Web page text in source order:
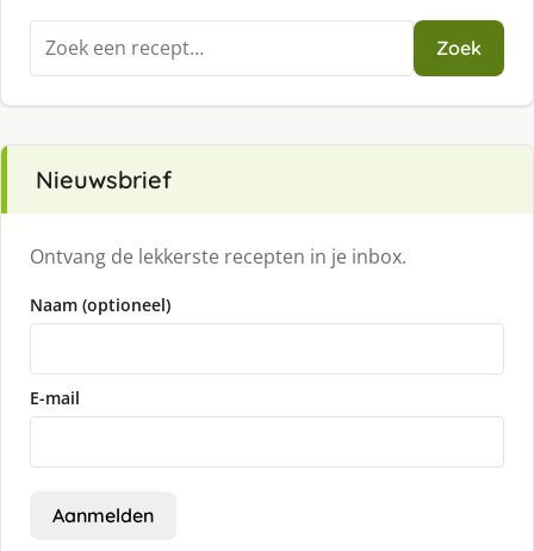
Zoeken
naar:
Zoek
Nieuwsbrief
Ontvang de lekkerste recepten in je inbox.
Naam (optioneel)
E-mail
Aanmelden